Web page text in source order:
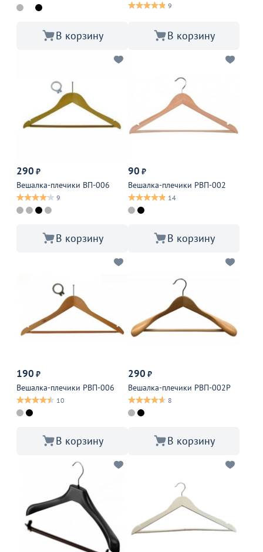
В корзину
9
В корзину
290 ₽
Вешалка-плечики ВП-006
9
В корзину
90 ₽
Вешалка-плечики РВП-002
14
В корзину
190 ₽
Вешалка-плечики РВП-006
10
В корзину
290 ₽
Вешалка-плечики РВП-002Р
8
В корзину